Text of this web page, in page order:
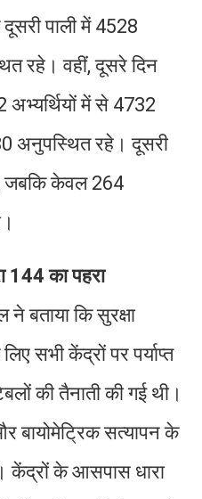
पाली में 4528
रहे। वहीं, दूसरे दिन
अभ्यर्थियों में से 4732
अनुपस्थित रहे। दूसरी
जबकि केवल 264
144 का पहरा
बताया कि सुरक्षा
सभी केंद्रों पर पर्याप्त
की तैनाती की गई थी।
बायोमेट्रिक सत्यापन के
केंद्रों के आसपास धारा